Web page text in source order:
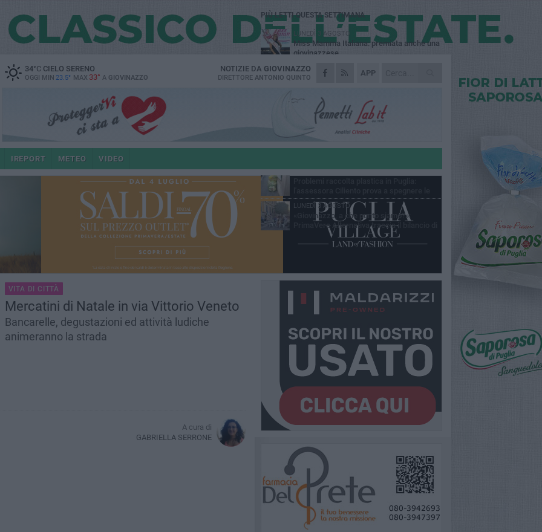
34°CCIELO SERENO
OGGI MIN 23.5° MAX 33° A GIOVINAZZO
APP
NOTIZIE DA GIOVINAZZO
DIRETTORE ANTONIO QUINTO
IREPORT METEO VIDEO
VITA DI CITTÀ
Mercatini di Natale in via Vittorio Veneto
Bancarelle, degustazioni ed attività ludiche
animeranno la strada
A cura di
GABRIELLA SERRONE
PIÙ LETTI QUESTA SETTIMANA
LUNEDÌ 3 AGOSTO
Miss Mamma Italiana: premiata anche una
giovinazzese
MARTEDÌ 4 AGOSTO
Liquidi oleosi sul litorale di Giovinazzo,
VENERDÌ 7 AGOSTO
A Giovinazzo c'è il Concerto all'Alba
GIOVEDÌ 6 AGOSTO
Lavori sul litorale, gli aggiornamenti del
MERCOLEDÌ 5 AGOSTO
polemiche
LUNEDÌ 3 AGOSTO
«Giovinazzo, a che punto siamo?»:
PrimaVera Alternativa traccia il bilancio di